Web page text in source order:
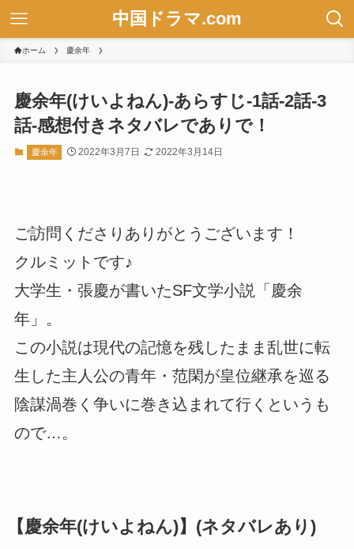
中国ドラマ.com
ホーム 慶余年
慶余年(けいよねん)-あらすじ-1話-2話-3
話-感想付きネタバレでありで！
慶余年 2022年3月7日 2022年3月14日
ご訪問くださりありがとうございます！
クルミットです♪
大学生・張慶が書いたSF文学小説「慶余
年」。
この小説は現代の記憶を残したまま乱世に転
生した主人公の青年・范閑が皇位継承を巡る
陰謀渦巻く争いに巻き込まれて行くというも
ので…。
【慶余年(けいよねん)】(ネタバレあり)